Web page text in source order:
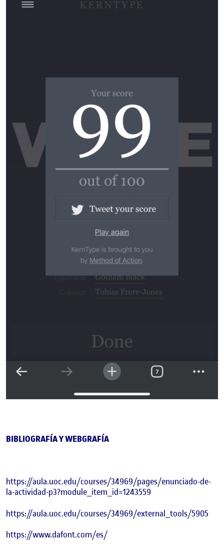
BIBLIOGRAFÍA Y WEBGRAFÍA
https://aula.uoc.edu/courses/34969/pages/enunciado-de-
la-actividad-p3?module_item_id=1243559
https://aula.uoc.edu/courses/34969/external_tools/5905
https://www.dafont.com/es/